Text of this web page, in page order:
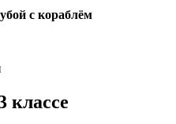
с кораблём
классе